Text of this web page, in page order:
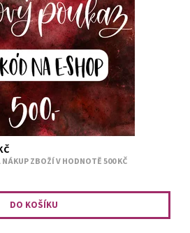
www.abysscandle.cz. Jeho
Po obdržení platby Vám do 24
poukaz včetně speciálního...
ZBOŽÍ V HODNOTĚ 500 KČ